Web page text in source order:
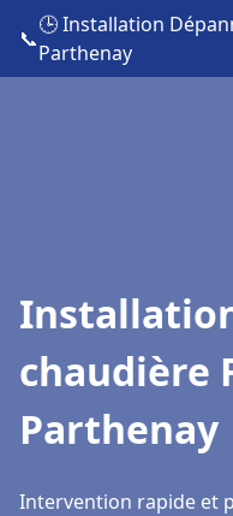
📞
🕒 Installation
Parthenay
chaudière
Parthenay
Intervention rapide et